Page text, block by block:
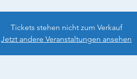
Tickets stehen nicht zum Verkauf
Jetzt andere Veranstaltungen ansehen